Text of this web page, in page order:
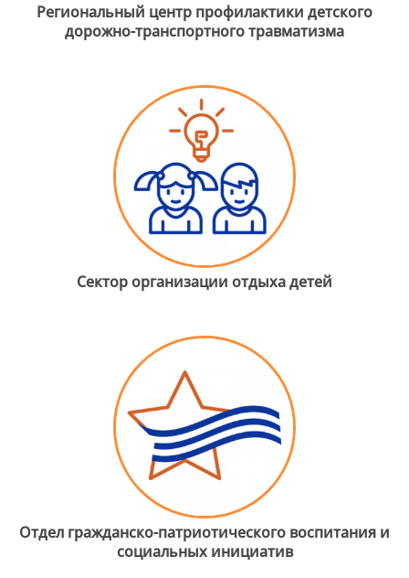
Региональный центр профилактики детского
дорожно-транспортного травматизма
Сектор организации отдыха детей
Отдел гражданско-патриотического воспитания и
социальных инициатив